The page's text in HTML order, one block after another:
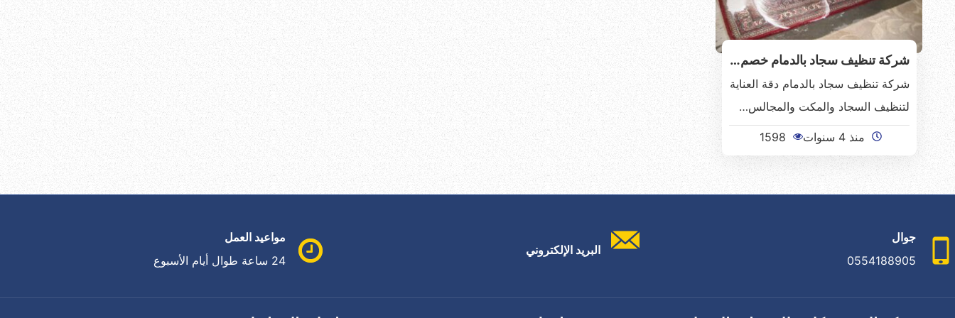
شركة تنظيف سجاد بالدمام خصم…
شركة تنظيف سجاد بالدمام دقة العناية
لتنظيف السجاد والمكت والمجالس…
منذ 4 سنوات 1598
جوال
0554188905
البريد الإلكتروني
مواعيد العمل
24 ساعة طوال أيام الأسبوع